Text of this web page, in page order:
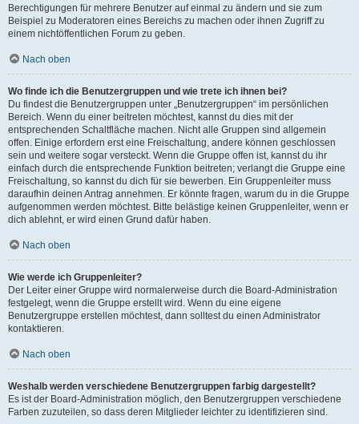
Berechtigungen für mehrere Benutzer auf einmal zu ändern und sie zum
Beispiel zu Moderatoren eines Bereichs zu machen oder ihnen Zugriff zu
einem nichtöffentlichen Forum zu geben.
Nach oben
Wo finde ich die Benutzergruppen und wie trete ich ihnen bei?
Du findest die Benutzergruppen unter „Benutzergruppen“ im persönlichen
Bereich. Wenn du einer beitreten möchtest, kannst du dies mit der
entsprechenden Schaltfläche machen. Nicht alle Gruppen sind allgemein
offen. Einige erfordern erst eine Freischaltung, andere können geschlossen
sein und weitere sogar versteckt. Wenn die Gruppe offen ist, kannst du ihr
einfach durch die entsprechende Funktion beitreten; verlangt die Gruppe eine
Freischaltung, so kannst du dich für sie bewerben. Ein Gruppenleiter muss
daraufhin deinen Antrag annehmen. Er könnte fragen, warum du in die Gruppe
aufgenommen werden möchtest. Bitte belästige keinen Gruppenleiter, wenn er
dich ablehnt, er wird einen Grund dafür haben.
Nach oben
Wie werde ich Gruppenleiter?
Der Leiter einer Gruppe wird normalerweise durch die Board-Administration
festgelegt, wenn die Gruppe erstellt wird. Wenn du eine eigene
Benutzergruppe erstellen möchtest, dann solltest du einen Administrator
kontaktieren.
Nach oben
Weshalb werden verschiedene Benutzergruppen farbig dargestellt?
Es ist der Board-Administration möglich, den Benutzergruppen verschiedene
Farben zuzuteilen, so dass deren Mitglieder leichter zu identifizieren sind.